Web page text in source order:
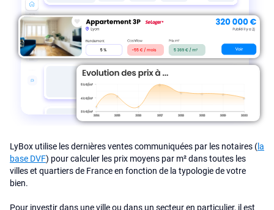
LyBox utilise les dernières ventes communiquées par les notaires (la
base DVF) pour calculer les prix moyens par m² dans toutes les
villes et quartiers de France en fonction de la typologie de votre
bien.
Pour investir dans une ville ou dans un secteur en particulier, il est